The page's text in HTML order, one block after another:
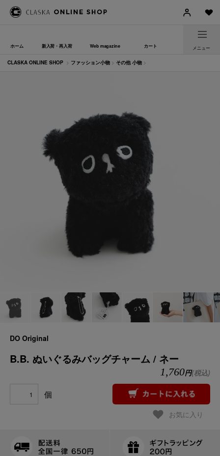
ホーム 新入荷・再入荷 Web magazine カート メニュー
CLASKA ONLINE SHOP > ファッション小物 > その他 小物 >
DO Original
B.B. ぬいぐるみバッグチャーム / ネー
1,760円(税込)
個
お気に入り